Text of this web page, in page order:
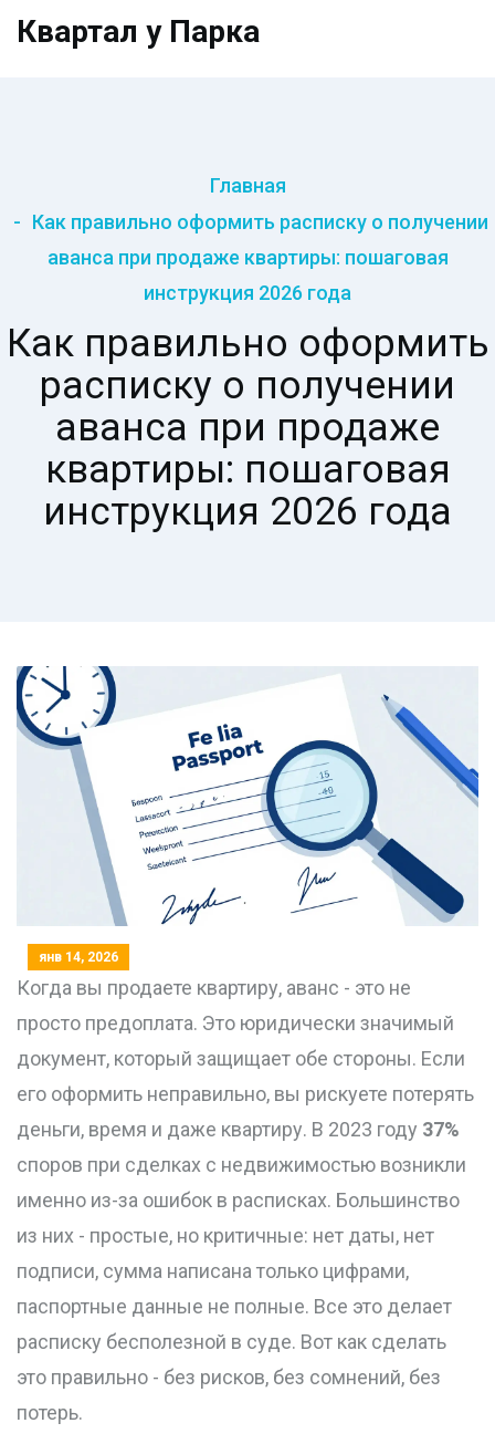
Квартал у Парка
Главная
Как правильно оформить расписку о получении
аванса при продаже квартиры: пошаговая
инструкция 2026 года
Как правильно оформить
расписку о получении
аванса при продаже
квартиры: пошаговая
инструкция 2026 года
янв 14, 2026
Когда вы продаете квартиру, аванс - это не
просто предоплата. Это юридически значимый
документ, который защищает обе стороны. Если
его оформить неправильно, вы рискуете потерять
деньги, время и даже квартиру. В 2023 году 37%
споров при сделках с недвижимостью возникли
именно из-за ошибок в расписках. Большинство
из них - простые, но критичные: нет даты, нет
подписи, сумма написана только цифрами,
паспортные данные не полные. Все это делает
расписку бесполезной в суде. Вот как сделать
это правильно - без рисков, без сомнений, без
потерь.